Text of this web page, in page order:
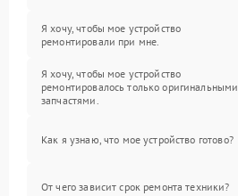
Я хочу, чтобы мое устройство
ремонтировали при мне.
Я хочу, чтобы мое устройство
ремонтировалось только оригинальными
запчастями.
Как я узнаю, что мое устройство готово?
От чего зависит срок ремонта техники?